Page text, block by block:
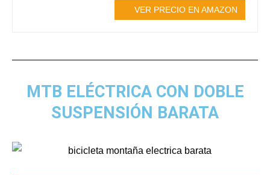
VER PRECIO EN AMAZON
MTB ELÉCTRICA CON DOBLE
SUSPENSIÓN BARATA